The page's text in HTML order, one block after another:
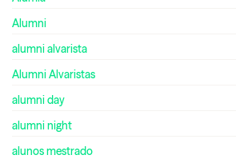
Alumni
alumni alvarista
Alumni Alvaristas
alumni day
alumni night
alunos mestrado